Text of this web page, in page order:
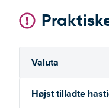
Valuta
Højst tilladte